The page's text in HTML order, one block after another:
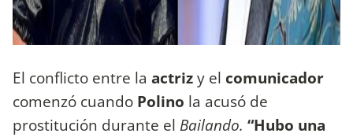
El conflicto entre la actrizy el comunicador
comenzó cuando Polino la acusó de
prostitución durante el Bailando. “Hubo una